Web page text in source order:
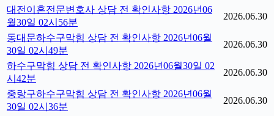
대전이혼전문변호사 상담 전 확인사항 2026년06
월30일 02시56분
2026.06.30
동대문하수구막힘 상담 전 확인사항 2026년06월
30일 02시49분
2026.06.30
하수구막힘 상담 전 확인사항 2026년06월30일 02
시42분
2026.06.30
중랑구하수구막힘 상담 전 확인사항 2026년06월
30일 02시36분
2026.06.30